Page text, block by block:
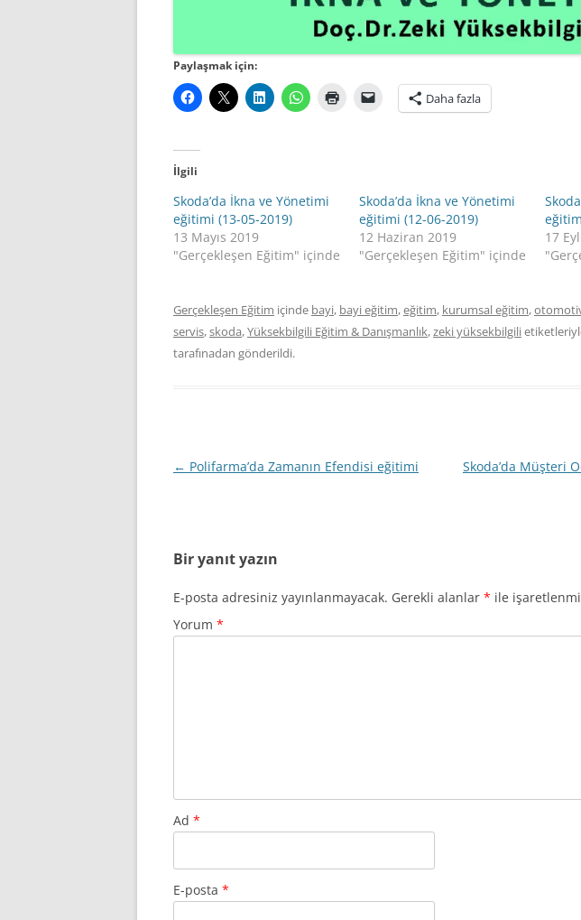
Paylaşmak için:
Daha fazla
İlgili
Skoda’da İkna ve Yönetimi
eğitimi (13-05-2019)
13 Mayıs 2019
"Gerçekleşen Eğitim" içinde
Skoda’da İkna ve Yönetimi
eğitimi (12-06-2019)
12 Haziran 2019
"Gerçekleşen Eğitim" içinde
17
Gerçekleşen Eğitim içinde bayi, bayi eğitim,eğitim, kurumsal eğitim,
servis,skoda,Yüksekbilgili Eğitim & Danışmanlık,zeki yüksekbilgili
tarafınadan gönderildi.
Yazı
← Polifarma’da Zamanın Efendisi eğitimi
Skoda’da Müşteri
Bir yanıt yazın
E-posta adresiniz yayınlanmayacak. Gerekli alanlar * ile
Yorum *
Ad *
E-posta *